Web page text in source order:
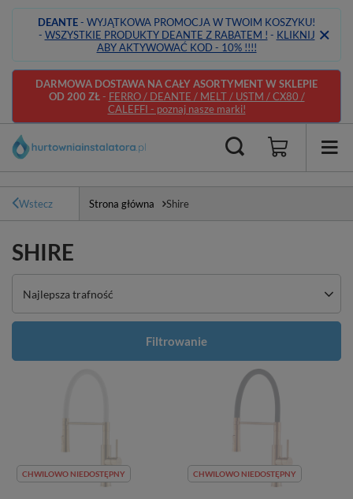
DEANTE- WYJĄTKOWA PROMOCJA W TWOIM KOSZYKU!
- WSZYSTKIE PRODUKTY DEANTE Z RABATEM ! - KLIKNIJ
ABY AKTYWOWAĆ KOD - 10% !!!!
DARMOWA DOSTAWA NA CAŁY ASORTYMENT W SKLEPIE
OD 200 ZŁ- FERRO / DEANTE / MELT / USTM / CX80 /
CALEFFI - poznaj nasze marki!
Wstecz Strona główna Shire
SHIRE
Zmień sortowanie
Najlepsza trafność
Filtrowanie
CHWILOWO NIEDOSTĘPNY CHWILOWO NIEDOSTĘPNY